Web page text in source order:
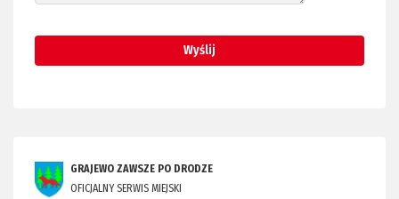
GRAJEWO ZAWSZE PO DRODZE
OFICJALNY SERWIS MIEJSKI